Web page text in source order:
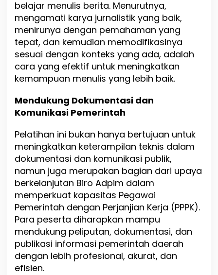
belajar menulis berita. Menurutnya,
mengamati karya jurnalistik yang baik,
menirunya dengan pemahaman yang
tepat, dan kemudian memodifikasinya
sesuai dengan konteks yang ada, adalah
cara yang efektif untuk meningkatkan
kemampuan menulis yang lebih baik.
Mendukung Dokumentasi dan
Komunikasi Pemerintah
Pelatihan ini bukan hanya bertujuan untuk
meningkatkan keterampilan teknis dalam
dokumentasi dan komunikasi publik,
namun juga merupakan bagian dari upaya
berkelanjutan Biro Adpim dalam
memperkuat kapasitas Pegawai
Pemerintah dengan Perjanjian Kerja (PPPK).
Para peserta diharapkan mampu
mendukung peliputan, dokumentasi, dan
publikasi informasi pemerintah daerah
dengan lebih profesional, akurat, dan
efisien.